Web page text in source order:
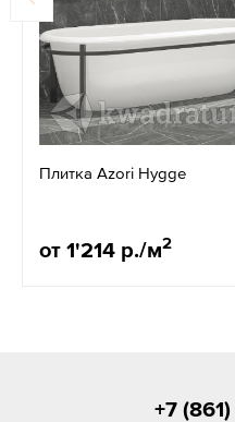
Плитка Azori Hygge
от 1'214 р./м2
+7